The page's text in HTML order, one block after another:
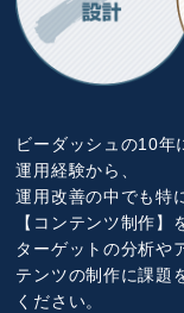
ビーダッシュの10年
運用経験から、
運用改善の中でも特
【コンテンツ制作】
ターゲットの分析や
テンツの制作に課題
ください。